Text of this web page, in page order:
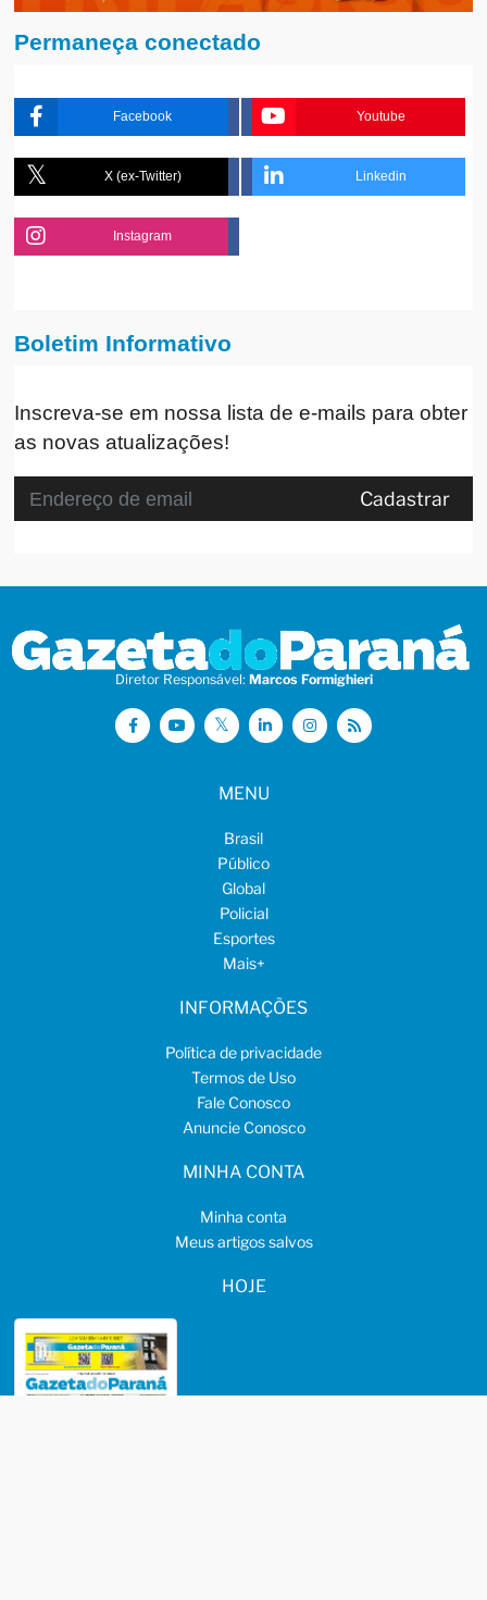
Permaneça conectado
Facebook Youtube
X (ex-Twitter) Linkedin
Instagram
Boletim Informativo
Inscreva-se em nossa lista de e-mails para obter
as novas atualizações!
Cadastrar
Diretor Responsável: Marcos Formighieri
MENU
Brasil
Público
Global
Policial
Esportes
Mais+
INFORMAÇÕES
Política de privacidade
Termos de Uso
Fale Conosco
Anuncie Conosco
MINHA CONTA
Minha conta
Meus artigos salvos
HOJE